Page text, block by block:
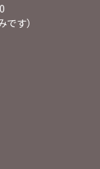
す）